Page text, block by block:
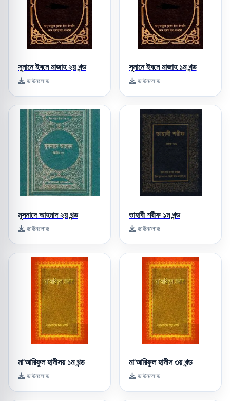
সুনানে ইবনে মাজাহ ২য় খন্ড
ডাউনলোড
সুনানে ইবনে মাজাহ ১ম খন্ড
ডাউনলোড
মুসনাদে আহমাদ ২য় খন্ড
ডাউনলোড
তাহাবী শরীফ ১ম খন্ড
ডাউনলোড
মা'আরিফুল হাদীসয় ১ম খন্ড
ডাউনলোড
মা'আরিফুল হাদীস ৩য় খন্ড
ডাউনলোড